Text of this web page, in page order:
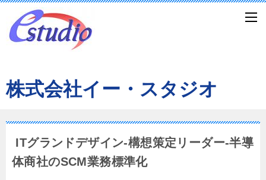
株式会社イー・スタジオ
ITグランドデザイン-構想策定リーダー-半導
体商社のSCM業務標準化